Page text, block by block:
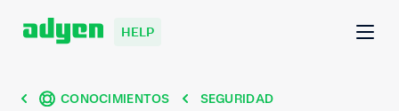
HELP
CONOCIMIENTOS
SEGURIDAD